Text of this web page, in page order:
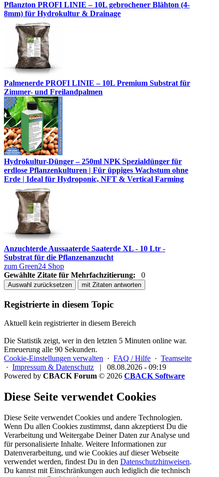
Pflanzton PROFI LINIE – 10L gebrochener Blähton (4-
8mm) für Hydrokultur & Drainage
Palmenerde PROFI LINIE – 10L Premium Substrat für
Zimmer- und Freilandpalmen
Hydrokultur-Dünger – 250ml NPK Spezialdünger für
erdlose Pflanzenkulturen | Für üppiges Wachstum ohne
Erde | Ideal für Hydroponic, NFT & Vertical Farming
Anzuchterde Aussaaterde Saaterde XL - 10 Ltr -
Substrat für die Pflanzenanzucht
zum Green24 Shop
Gewählte Zitate für Mehrfachzitierung:
0
Auswahl zurücksetzen mit Zitaten antworten
Registrierte in diesem Topic
Aktuell kein registrierter in diesem Bereich
Die Statistik zeigt, wer in den letzten 5 Minuten online war.
Erneuerung alle 90 Sekunden.
Cookie-Einstellungen verwalten · FAQ / Hilfe · Teamseite
· Impressum & Datenschutz
08.08.2026 - 09:19
Powered by CBACK Forum © 2026 CBACK Software
Diese Seite verwendet Cookies
Diese Seite verwendet Cookies und andere Technologien.
Wenn Du allen Cookies zustimmst, dann akzeptierst Du die
Verarbeitung und Weitergabe Deiner Daten zur Analyse und
für personalisierte Inhalte. Weitere Informationen zur
Datenverarbeitung, und wie Cookies auf dieser Webseite
verwendet werden, findest Du in den Datenschutzhinweisen.
Du kannst mit Einschränkungen auch lediglich die technisch